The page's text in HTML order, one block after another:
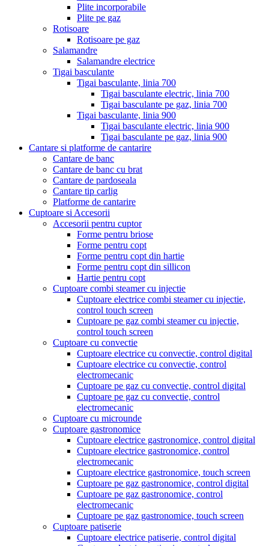
Plite incorporabile
Plite pe gaz
Rotisoare
Rotisoare pe gaz
Salamandre
Salamandre electrice
Tigai basculante
Tigai basculante, linia 700
Tigai basculante electric, linia 700
Tigai basculante pe gaz, linia 700
Tigai basculante, linia 900
Tigai basculante electric, linia 900
Tigai basculante pe gaz, linia 900
Cantare si platforme de cantarire
Cantare de banc
Cantare de banc cu brat
Cantare de pardoseala
Cantare tip carlig
Platforme de cantarire
Cuptoare si Accesorii
Accesorii pentru cuptor
Forme pentru briose
Forme pentru copt
Forme pentru copt din hartie
Forme pentru copt din sillicon
Hartie pentru copt
Cuptoare combi steamer cu injectie
Cuptoare electrice combi steamer cu injectie,
control touch screen
Cuptoare pe gaz combi steamer cu injectie,
control touch screen
Cuptoare cu convectie
Cuptoare electrice cu convectie, control digital
Cuptoare electrice cu convectie, control
electromecanic
Cuptoare pe gaz cu convectie, control digital
Cuptoare pe gaz cu convectie, control
electromecanic
Cuptoare cu microunde
Cuptoare gastronomice
Cuptoare electrice gastronomice, control digital
Cuptoare electrice gastronomice, control
electromecanic
Cuptoare electrice gastronomice, touch screen
Cuptoare pe gaz gastronomice, control digital
Cuptoare pe gaz gastronomice, control
electromecanic
Cuptoare pe gaz gastronomice, touch screen
Cuptoare patiserie
Cuptoare electrice patiserie, control digital